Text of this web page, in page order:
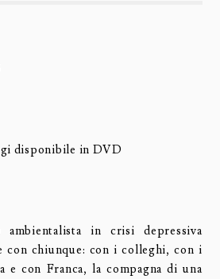
disponibile in DVD
in crisi depressiva
con chiunque: con i colleghi, con i
con Franca, la compagna di una